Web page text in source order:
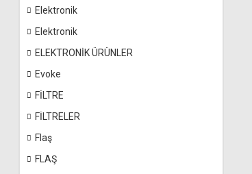
Elektronik
Elektronik
ELEKTRONİK ÜRÜNLER
Evoke
FİLTRE
FİLTRELER
Flaş
FLAŞ